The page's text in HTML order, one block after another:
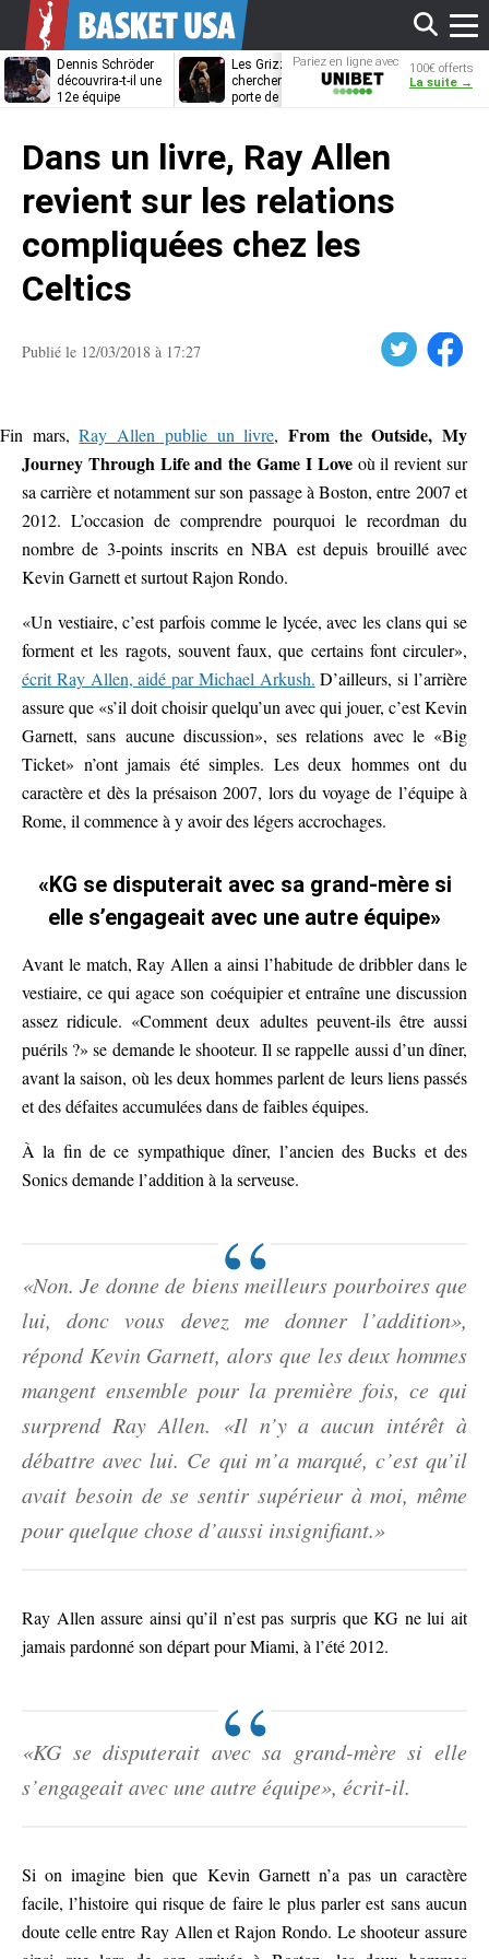
Dennis Schröder
découvrira-t-il une
12e équipe
Les Grizzlies
cherchent déjà une
porte de sortie
Dwane Casey
bientôt coach
Pariez en ligne avec
Unibet
100€ offerts
La suite →
Dans un livre, Ray Allen
revient sur les relations
compliquées chez les
Celtics
Publié le 12/03/2018 à 17:27 Facebook
Fin mars,Ray Allen publie un livre, From the Outside, My
Journey Through Life and the Game I Loveoù il revient sur
sa carrière et notamment sur son passage à Boston, entre 2007 et
2012. L’occasion de comprendre pourquoi le recordman du
nombre de 3-points inscrits en NBA est depuis brouillé avec
Kevin Garnett et surtout Rajon Rondo.
«Un vestiaire, c’est parfois comme le lycée, avec les clans qui se
forment et les ragots, souvent faux, que certains font circuler»,
écrit Ray Allen, aidé par Michael Arkush. D’ailleurs, si l’arrière
assure que «s’il doit choisir quelqu’un avec qui jouer, c’est Kevin
Garnett, sans aucune discussion», ses relations avec le «Big
Ticket» n’ont jamais été simples. Les deux hommes ont du
caractère et dès la présaison 2007, lors du voyage de l’équipe à
Rome, il commence à y avoir des légers accrochages.
«KG se disputerait avec sa grand-mère si
elle s’engageait avec une autre équipe»
Avant le match, Ray Allen a ainsi l’habitude de dribbler dans le
vestiaire, ce qui agace son coéquipier et entraîne une discussion
assez ridicule. «Comment deux adultes peuvent-ils être aussi
puérils ?» se demande le shooteur. Il se rappelle aussi d’un dîner,
avant la saison, où les deux hommes parlent de leurs liens passés
et des défaites accumulées dans de faibles équipes.
À la fin de ce sympathique dîner, l’ancien des Bucks et des
Sonics demande l’addition à la serveuse.
«Non. Je donne de biens meilleurs pourboires que
lui, donc vous devez me donner l’addition»,
répond Kevin Garnett, alors que les deux hommes
mangent ensemble pour la première fois, ce qui
surprend Ray Allen. «Il n’y a aucun intérêt à
débattre avec lui. Ce qui m’a marqué, c’est qu’il
avait besoin de se sentir supérieur à moi, même
pour quelque chose d’aussi insignifiant.»
Ray Allen assure ainsi qu’il n’est pas surpris que KG ne lui ait
jamais pardonné son départ pour Miami, à l’été 2012.
«KG se disputerait avec sa grand-mère si elle
s’engageait avec une autre équipe», écrit-il.
Si on imagine bien que Kevin Garnett n’a pas un caractère
facile, l’histoire qui risque de faire le plus parler est sans aucun
doute celle entre Ray Allen et Rajon Rondo. Le shooteur assure